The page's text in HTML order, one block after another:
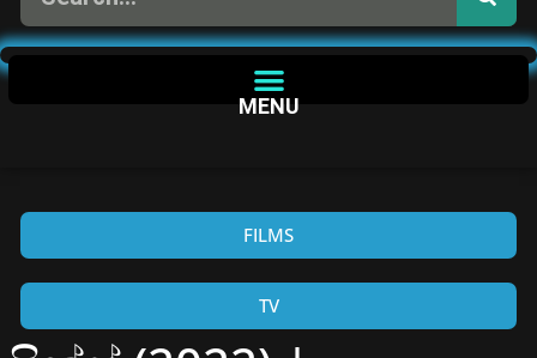
MENU
FILMS
TV